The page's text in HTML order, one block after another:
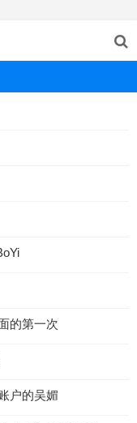
的第一次
户的吴媚